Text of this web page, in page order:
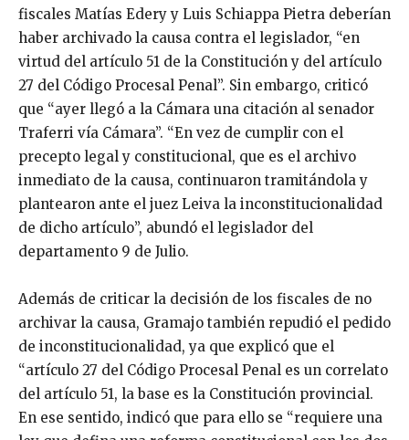
fiscales Matías Edery y Luis Schiappa Pietra deberían
haber archivado la causa contra el legislador, “en
virtud del artículo 51 de la Constitución y del artículo
27 del Código Procesal Penal”. Sin embargo, criticó
que “ayer llegó a la Cámara una citación al senador
Traferri vía Cámara”. “En vez de cumplir con el
precepto legal y constitucional, que es el archivo
inmediato de la causa, continuaron tramitándola y
plantearon ante el juez Leiva la inconstitucionalidad
de dicho artículo”, abundó el legislador del
departamento 9 de Julio.
Además de criticar la decisión de los fiscales de no
archivar la causa, Gramajo también repudió el pedido
de inconstitucionalidad, ya que explicó que el
“artículo 27 del Código Procesal Penal es un correlato
del artículo 51, la base es la Constitución provincial.
En ese sentido, indicó que para ello se “requiere una